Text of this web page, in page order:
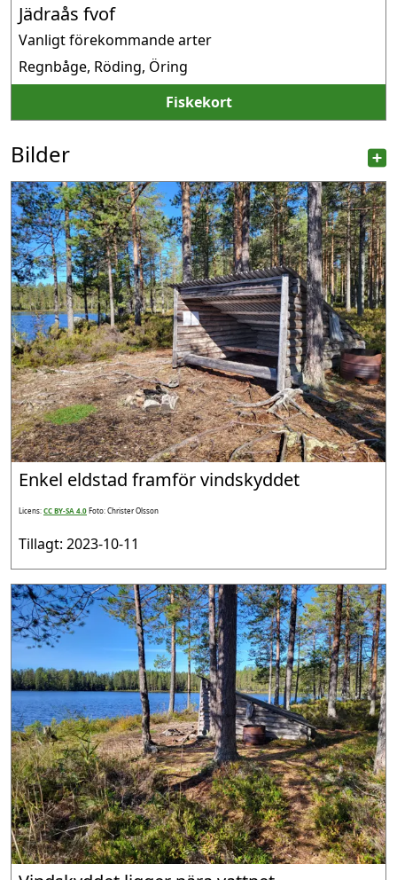
Jädraås fvof
Vanligt förekommande arter
Regnbåge, Röding, Öring
Fiskekort
Bilder
Enkel eldstad framför vindskyddet
Licens:CC BY-SA 4.0Foto: Christer Olsson
Tillagt: 2023-10-11